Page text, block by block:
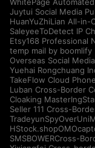
WhitePage
Juytui Social Media
HuanYuZhiLian All-
SaleyeeToDetect IP
Etsy168 Professional
temp mail by boomlify
Overseas Social
Yuehai Rongchuang
TakeFlow Cloud Phone
Luban Cross-Border
Cloaking Master
Seller 111 Cross-
TradeyunSpyOver
HStock.shop
SMSBOWERCross-